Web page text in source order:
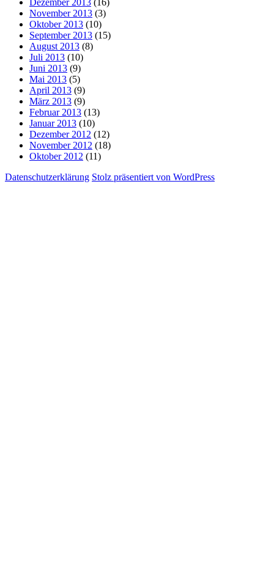
Dezember 2013 (16)
November 2013 (3)
Oktober 2013 (10)
September 2013 (15)
August 2013 (8)
Juli 2013 (10)
Juni 2013 (9)
Mai 2013 (5)
April 2013 (9)
März 2013 (9)
Februar 2013 (13)
Januar 2013 (10)
Dezember 2012 (12)
November 2012 (18)
Oktober 2012 (11)
Datenschutzerklärung Stolz präsentiert von WordPress